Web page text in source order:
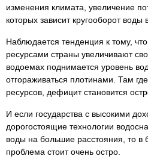
изменения климата, увеличение
которых зависит кругооборот воды
Наблюдается тенденция к тому,
ресурсами страны увеличивают
водоемах поднимается уровень
отгораживаться плотинами. Там
ресурсов, дефицит становится
И если государства с высокими
дорогостоящие технологии
воды на большие расстояния, то в
проблема стоит очень остро.